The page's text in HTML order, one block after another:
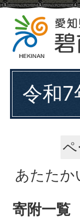
令和7
あたたか
寄附一覧